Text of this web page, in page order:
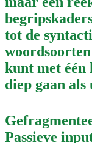
tot de
kunt met één
diep gaan als
Passieve